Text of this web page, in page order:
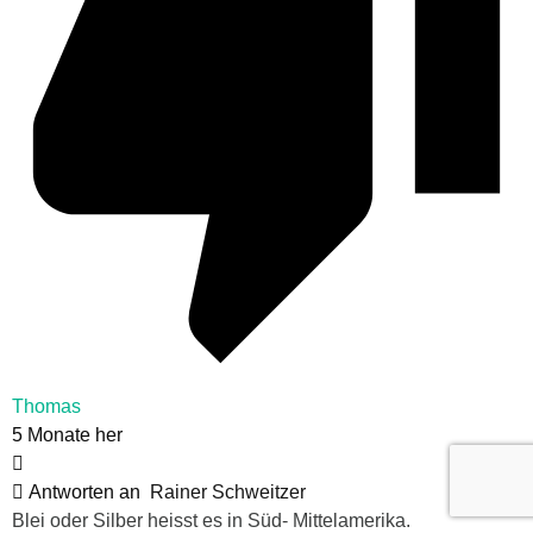
Thomas
5 Monate her
Antworten an
Rainer Schweitzer
Blei oder Silber heisst es in Süd- Mittelamerika.